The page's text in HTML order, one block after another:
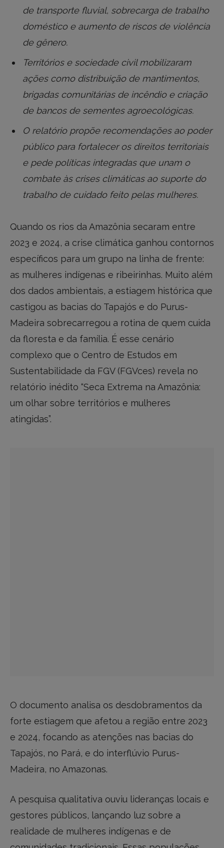
de transporte fluvial, sobrecarga de trabalho
doméstico e aumento de riscos de violência
de gênero.
Territórios e sociedade civil mobilizaram
ações como distribuição de mantimentos,
brigadas comunitárias de incêndio e criação
de bancos de sementes agroecológicas.
O relatório propõe recomendações ao poder
público para fortalecer os direitos territoriais
e pede políticas integradas que unam o
combate às crises climáticas ao suporte do
trabalho de cuidado feito pelas mulheres.
Quando os rios da Amazônia secaram entre
2023 e 2024, a crise climática ganhou contornos
específicos para um grupo na linha de frente:
as mulheres indígenas e ribeirinhas. Muito além
dos dados ambientais, a estiagem histórica que
castigou as bacias do Tapajós e do Purus-
Madeira sobrecarregou a rotina de quem cuida
da floresta e da família. É esse cenário
complexo que o Centro de Estudos em
Sustentabilidade da FGV (FGVces) revela no
relatório inédito “Seca Extrema na Amazônia:
um olhar sobre territórios e mulheres
atingidas”.
O documento analisa os desdobramentos da
forte estiagem que afetou a região entre 2023
e 2024, focando as atenções nas bacias do
Tapajós, no Pará, e do interflúvio Purus-
Madeira, no Amazonas.
A pesquisa qualitativa ouviu lideranças locais e
gestores públicos, lançando luz sobre a
realidade de mulheres indígenas e de